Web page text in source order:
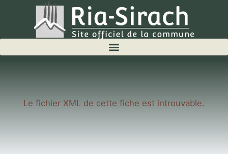
Le fichier XML de cette fiche est introuvable.